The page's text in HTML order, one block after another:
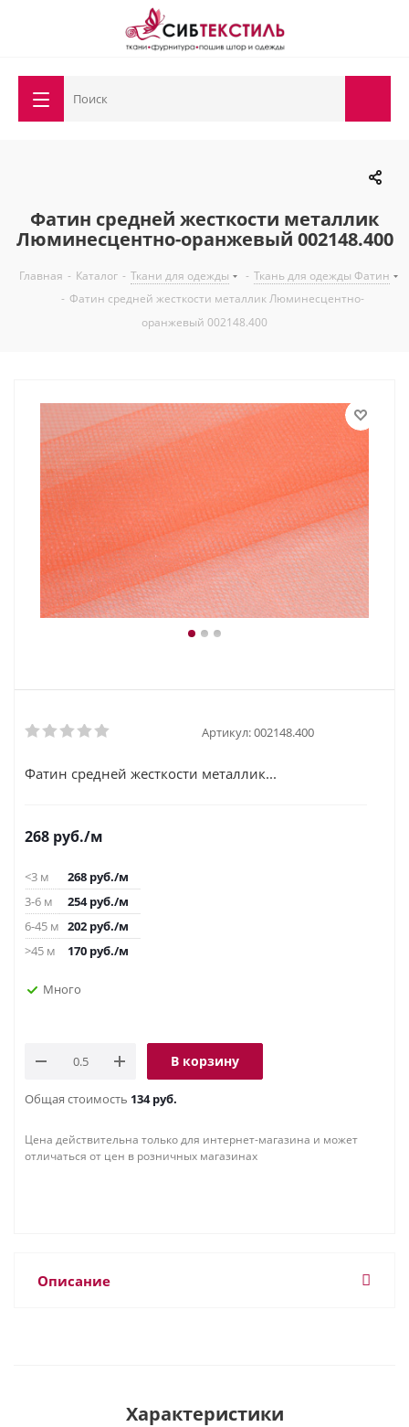
Фатин средней жесткости металлик
Люминесцентно-оранжевый 002148.400
Главная - Каталог - Ткани для одежды - Ткань для одежды Фатин
- Фатин средней жесткости металлик Люминесцентно-
оранжевый 002148.400
Артикул:002148.400
Фатин средней жесткости металлик...
268 руб./м
<3 м 268 руб./м
3-6 м
254руб./м
6-45 м 202 руб./м
>45 м
170 руб./м
Много
В корзину
Общая стоимость 134 руб.
Цена действительна только для интернет-магазина и может
отличаться от цен в розничных магазинах
Описание
Характеристики